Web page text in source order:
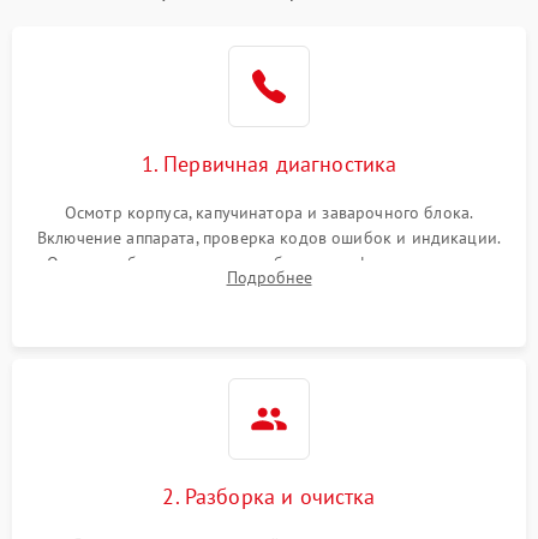
1. Первичная диагностика
Осмотр корпуса, капучинатора и заварочного блока.
Включение аппарата, проверка кодов ошибок и индикации.
Оценка работы помпы, термоблока и кофемолки на слух.
Измерение температуры и давления воды для выявления
Подробнее
2. Разборка и очистка